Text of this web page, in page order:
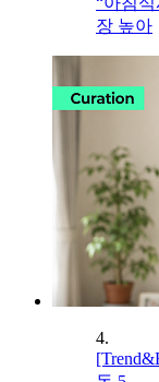
장 높아
4.